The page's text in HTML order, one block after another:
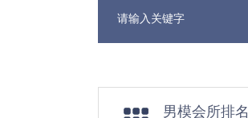
男模会所排名